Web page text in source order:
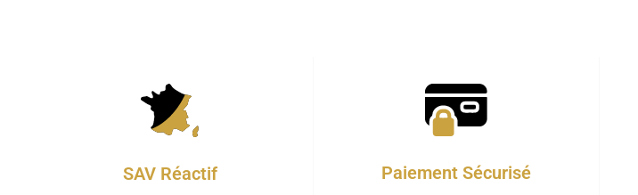
SAV Réactif Paiement Sécurisé